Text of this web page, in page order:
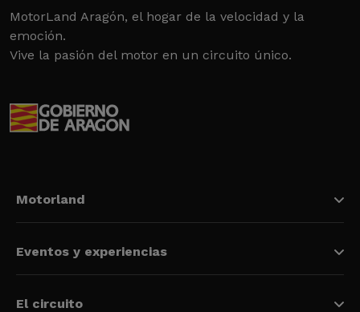
MotorLand Aragón, el hogar de la velocidad y la
emoción.
Vive la pasión del motor en un circuito único.
Motorland
Eventos y experiencias
El circuito